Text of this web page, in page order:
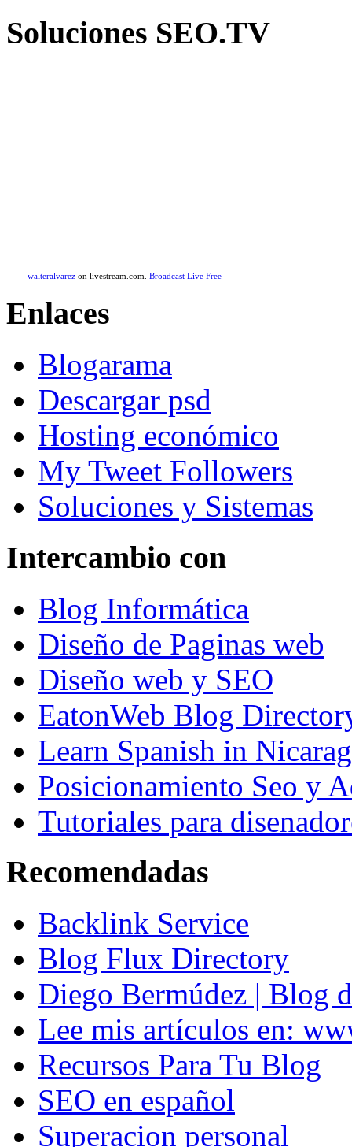
Soluciones SEO.TV
walteralvarezon livestream.com. Broadcast Live Free
Enlaces
Blogarama
Descargar psd
Hosting económico
My Tweet Followers
Soluciones y Sistemas
Intercambio con
Blog Informática
Diseño de Paginas web
Diseño web y SEO
EatonWeb Blog
Learn Spanish in
Posicionamiento Seo y
Tutoriales para
Recomendadas
Backlink Service
Blog Flux Directory
Diego Bermúdez | Blog
Lee mis artículos en:
Recursos Para Tu Blog
SEO en español
Superacion personal